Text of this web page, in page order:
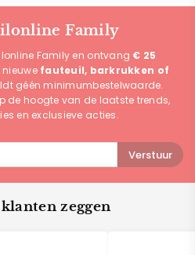
Family
Family en ontvang € 25
nieuwe fauteuil, barkrukken of
géén minimumbestelwaarde.
de hoogte van de laatste trends,
en exclusieve acties.
Verstuur
zeggen